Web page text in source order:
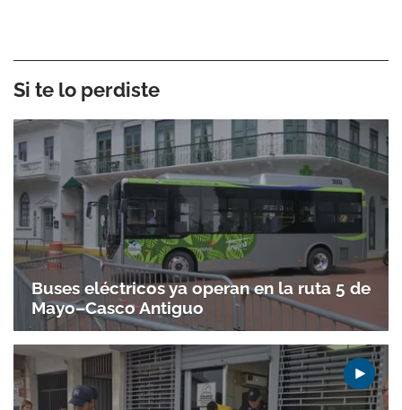
Si te lo perdiste
Buses eléctricos ya operan en la ruta 5 de
Mayo–Casco Antiguo